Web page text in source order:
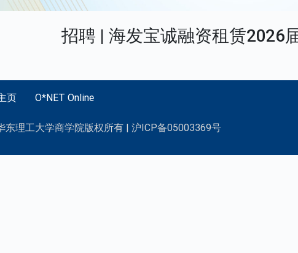
招聘 | 海发宝诚融资租赁2026
页 O*NET Online
东理工大学商学院版权所有 | 沪ICP备05003369号